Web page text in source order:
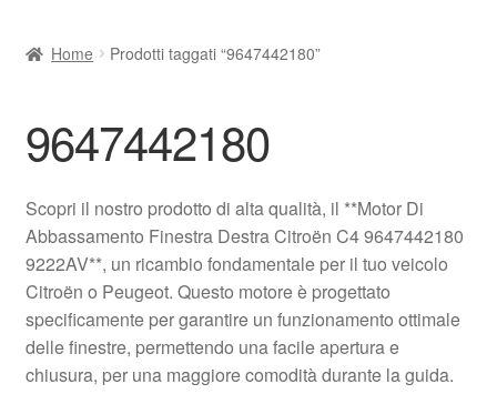
Contatto
Il mio account
Pagamenti
Politica sulla riservatezza
Procedura di Reclamo
Home Prodotti taggati “9647442180”
9647442180
Scopri il nostro prodotto di alta qualità, il **Motor Di
Abbassamento Finestra Destra Citroën C4 9647442180
9222AV**, un ricambio fondamentale per il tuo veicolo
Citroën o Peugeot. Questo motore è progettato
specificamente per garantire un funzionamento ottimale
delle finestre, permettendo una facile apertura e
chiusura, per una maggiore comodità durante la guida.